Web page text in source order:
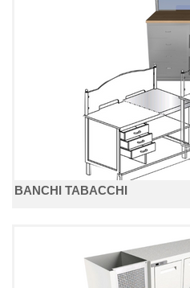
BANCHI TABACCHI